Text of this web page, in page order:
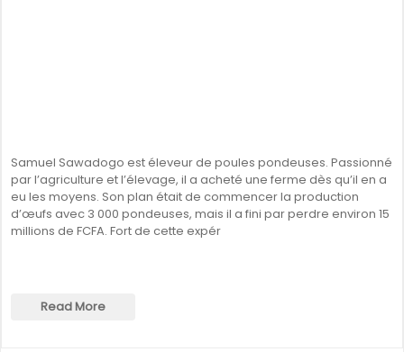
Samuel Sawadogo est éleveur de poules pondeuses. Passionné
par l’agriculture et l’élevage, il a acheté une ferme dès qu’il en a
eu les moyens. Son plan était de commencer la production
d’œufs avec 3 000 pondeuses, mais il a fini par perdre environ 15
millions de FCFA. Fort de cette expér
Read More